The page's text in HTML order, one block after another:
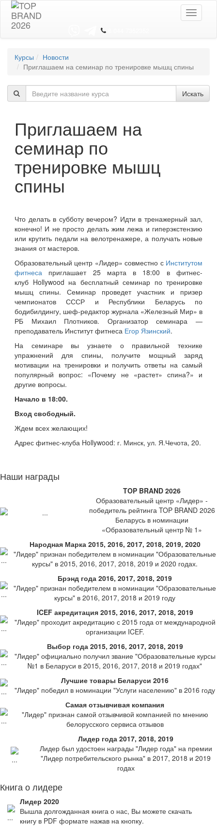
Toggle
Курсы
Новости
Приглашаем на семинар по тренировке мышц спины
Искать
Приглашаем на
семинар по
тренировке мышц
спины
Что делать в субботу вечером? Идти в тренажерный зал,
конечно! И не просто делать жим лежа и гиперэкстензию
или крутить педали на велотренажере, а получать новые
знания от мастеров.
Образовательный центр «Лидер» совместно с Институтом
фитнеса приглашает 25 марта в 18:00 в фитнес-
клуб Hollywood на бесплатный семинар по тренировке
мышц спины. Семинар проведет участник и призер
чемпионатов СССР и Республики Беларусь по
бодибилдингу, шеф-редактор журнала «Железный Мир» в
РБ Михаил Плотников. Организатор семинара —
преподаватель Институт фитнеса Егор Язинский.
На семинаре вы узнаете о правильной технике
упражнений для спины, получите мощный заряд
мотивации на тренировки и получить ответы на самый
популярный вопрос: «Почему не «растет» спина?» и
другие вопросы.
Начало в 18:00.
Вход свободный.
Ждем всех желающих!
Адрес фитнес-клуба Hollywood: г. Минск, ул. Я.Чечота, 20.
Наши награды
TOP BRAND 2026
Образовательный центр «Лидер» -
победитель рейтинга TOP BRAND 2026
Беларусь в номинации
«Образовательный центр № 1»
Народная Марка 2015, 2016, 2017, 2018, 2019, 2020
"Лидер" признан победителем в номинации "Образовательные
курсы" в 2015, 2016, 2017, 2018, 2019 и 2020 годах.
Брэнд года 2016, 2017, 2018, 2019
"Лидер" признан победителем в номинации "Образовательные
курсы" в 2016, 2017, 2018 и 2019 году
ICEF акредитация 2015, 2016, 2017, 2018, 2019
"Лидер" проходит акредитацию с 2015 года от международной
организации ICEF.
Выбор года 2015, 2016, 2017, 2018, 2019
"Лидер" официально получил звание "Образовательные курсы
№1 в Беларуси в 2015, 2016, 2017, 2018 и 2019 годах"
Лучшие товары Беларуси 2016
"Лидер" победил в номинации "Услуги населению" в 2016 году
Самая отзывчивая компания
"Лидер" признан самой отзывчивой компанией по мнению
белорусского сервиса отзывов
Лидер года 2017, 2018, 2019
Лидер был удостоен награды "Лидер года" на премии
"Лидер потребительского рынка" в 2017, 2018 и 2019
годах
Книга о лидере
Лидер 2020
Вышла долгожданная книга о нас, Вы можете скачать
книгу в PDF формате нажав на кнопку.